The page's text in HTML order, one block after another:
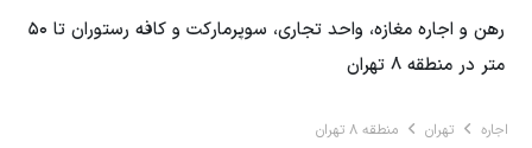
پاک کردن محدوده رهن و اجاره مغازه، واحد تجاری، سوپرمارکت و کافه رستوران تا 50
متر در منطقه 8 تهران
اجاره تهران منطقه 8 تهران